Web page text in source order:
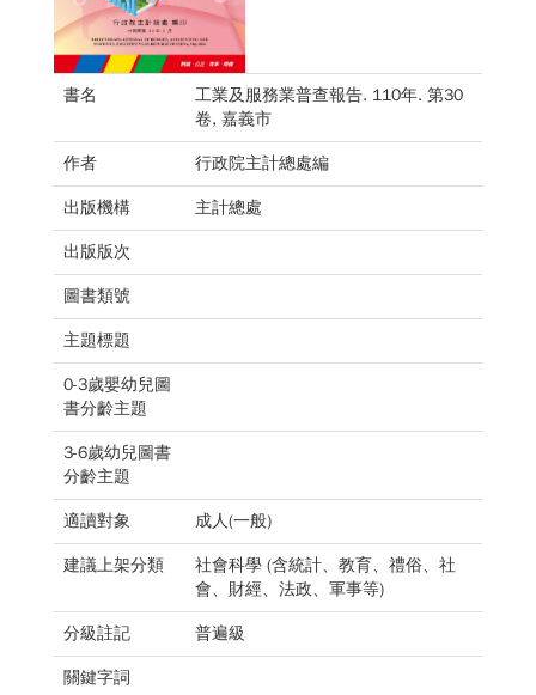
書名
工業及服務業普查報告. 110年. 第30
卷, 嘉義市
作者 行政院主計總處編
出版機構 主計總處
出版版次
圖書類號
主題標題
0-3歲嬰幼兒圖
書分齡主題
3-6歲幼兒圖書
分齡主題
適讀對象 成人(一般)
建議上架分類
社會科學 (含統計、教育、禮俗、社
會、財經、法政、軍事等)
分級註記 普遍級
關鍵字詞